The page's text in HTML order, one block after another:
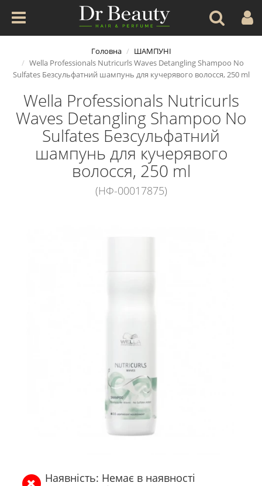
Головна
ШАМПУНІ
Wella Professionals Nutricurls Waves Detangling Shampoo No
Sulfates Безсульфатний шампунь для кучерявого волосся, 250 ml
Wella Professionals Nutricurls
Waves Detangling Shampoo No
Sulfates Безсульфатний
шампунь для кучерявого
волосся, 250 ml
(НФ-00017875)
Наявність: Немає в наявності